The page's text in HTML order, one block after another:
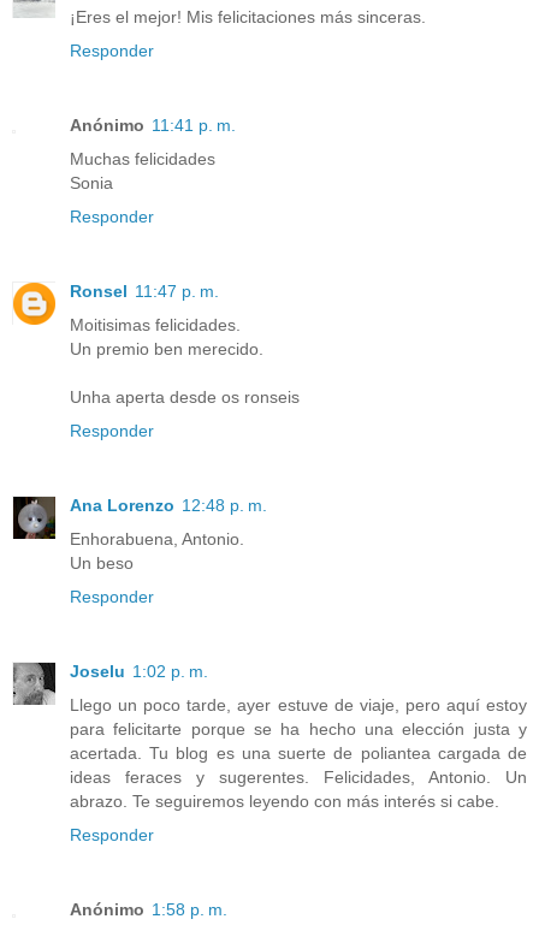
¡Eres el mejor! Mis felicitaciones más sinceras.
Responder
Anónimo 11:41 p. m.
Muchas felicidades
Sonia
Responder
Ronsel 11:47 p. m.
Moitisimas felicidades.
Un premio ben merecido.
Unha aperta desde os ronseis
Responder
Ana Lorenzo 12:48 p. m.
Enhorabuena, Antonio.
Un beso
Responder
Joselu 1:02 p. m.
Llego un poco tarde, ayer estuve de viaje, pero aquí estoy
para felicitarte porque se ha hecho una elección justa y
acertada. Tu blog es una suerte de poliantea cargada de
ideas feraces y sugerentes. Felicidades, Antonio. Un
abrazo. Te seguiremos leyendo con más interés si cabe.
Responder
Anónimo 1:58 p. m.